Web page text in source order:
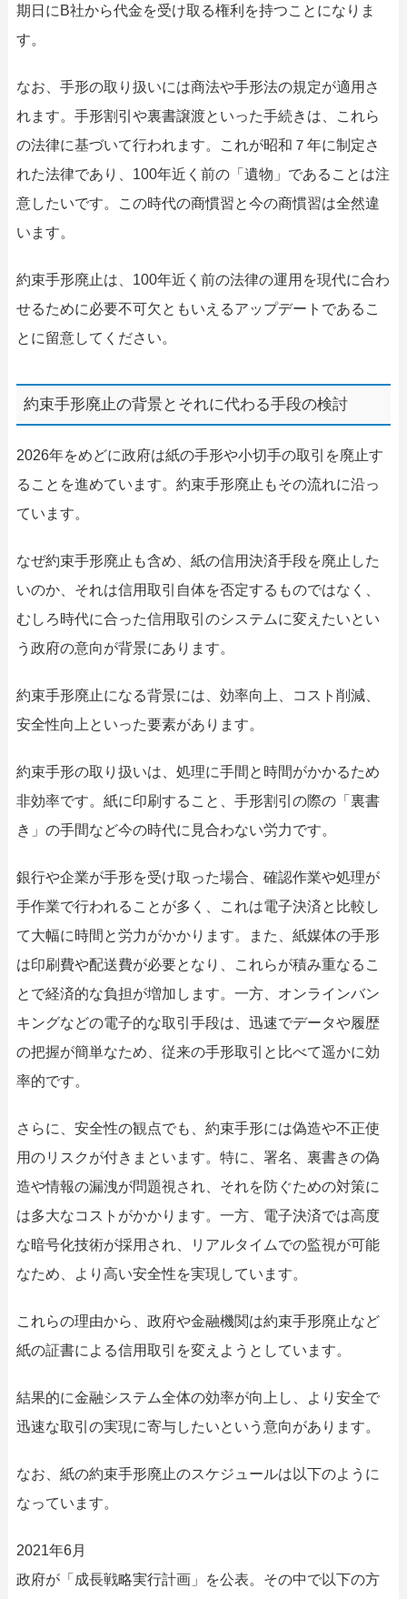
期日にB社から代金を受け取る権利を持つことになりま
す。
なお、手形の取り扱いには商法や手形法の規定が適用さ
れます。手形割引や裏書譲渡といった手続きは、これら
の法律に基づいて行われます。これが昭和７年に制定さ
れた法律であり、100年近く前の「遺物」であることは注
意したいです。この時代の商慣習と今の商慣習は全然違
います。
約束手形廃止は、100年近く前の法律の運用を現代に合わ
せるために必要不可欠ともいえるアップデートであるこ
とに留意してください。
約束手形廃止の背景とそれに代わる手段の検討
2026年をめどに政府は紙の手形や小切手の取引を廃止す
ることを進めています。約束手形廃止もその流れに沿っ
ています。
なぜ約束手形廃止も含め、紙の信用決済手段を廃止した
いのか、それは信用取引自体を否定するものではなく、
むしろ時代に合った信用取引のシステムに変えたいとい
う政府の意向が背景にあります。
約束手形廃止になる背景には、効率向上、コスト削減、
安全性向上といった要素があります。
約束手形の取り扱いは、処理に手間と時間がかかるため
非効率です。紙に印刷すること、手形割引の際の「裏書
き」の手間など今の時代に見合わない労力です。
銀行や企業が手形を受け取った場合、確認作業や処理が
手作業で行われることが多く、これは電子決済と比較し
て大幅に時間と労力がかかります。また、紙媒体の手形
は印刷費や配送費が必要となり、これらが積み重なるこ
とで経済的な負担が増加します。一方、オンラインバン
キングなどの電子的な取引手段は、迅速でデータや履歴
の把握が簡単なため、従来の手形取引と比べて遥かに効
率的です。
さらに、安全性の観点でも、約束手形には偽造や不正使
用のリスクが付きまといます。特に、署名、裏書きの偽
造や情報の漏洩が問題視され、それを防ぐための対策に
は多大なコストがかかります。一方、電子決済では高度
な暗号化技術が採用され、リアルタイムでの監視が可能
なため、より高い安全性を実現しています。
これらの理由から、政府や金融機関は約束手形廃止など
紙の証書による信用取引を変えようとしています。
結果的に金融システム全体の効率が向上し、より安全で
迅速な取引の実現に寄与したいという意向があります。
なお、紙の約束手形廃止のスケジュールは以下のように
なっています。
2021年6月
政府が「成長戦略実行計画」を公表。その中で以下の方